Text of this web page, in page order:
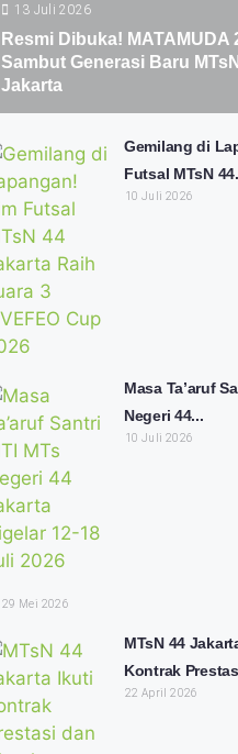
13 Juli 2026
Resmi Dibuka! MATAMUDA
Sambut Generasi Baru
Jakarta
Gemilang di
Futsal MTsN
10 Juli 2026
Masa Ta’aruf
Negeri 44...
10 Juli 2026
29 Mei 2026
MTsN 44
Kontrak
22 April 2026